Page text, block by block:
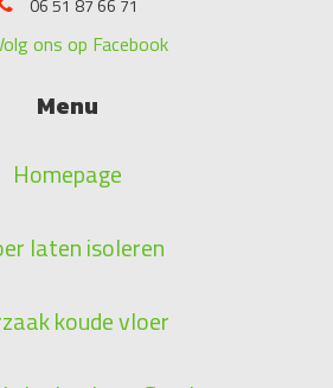
06 51 87 66 71
ons op Facebook
Menu
Homepage
laten isoleren
koude vloer